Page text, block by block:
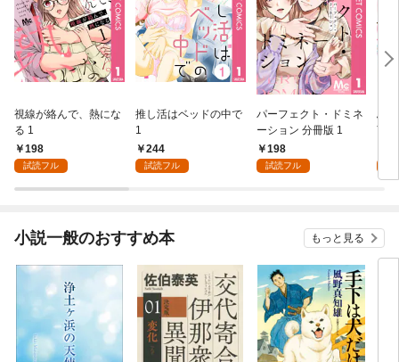
視線が絡んで、熱にな
る 1
198
試読フル
推し活はベッドの中で
1
244
試読フル
パーフェクト・ドミネ
ーション 分冊版 1
198
試読フル
ふ
言
小説一般のおすすめ本 もっと見る